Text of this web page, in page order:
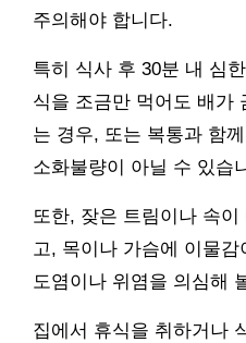
주의해야 합니다.
특히 식사 후 30분 내 심
식을 조금만 먹어도 배가
는 경우, 또는 복통과 함
소화불량이 아닐 수 있습
또한, 잦은 트림이나 속이
고, 목이나 가슴에 이물
도염이나 위염을 의심해
집에서 휴식을 취하거나